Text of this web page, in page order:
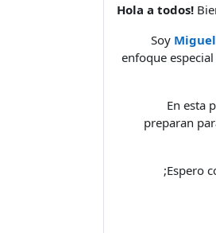
Soy
enfoque
En esta
preparan